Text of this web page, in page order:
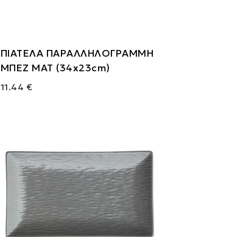
ΠΙΑΤΕΛΑ ΠΑΡΑΛΛΗΛΟΓΡΑΜΜΗ
ΜΠΕΖ ΜΑΤ (34x23cm)
11.44 €